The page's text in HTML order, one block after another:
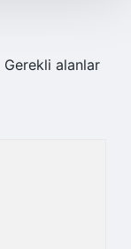
Gerekli alanlar